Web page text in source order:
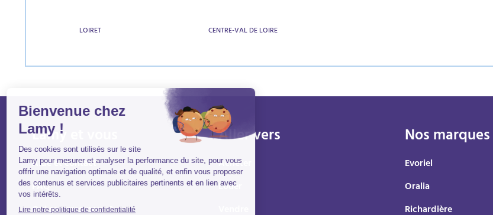
LOIRET CENTRE-VAL DE LOIRE
Lamy et vous
Aide et contact
FAQ
Qui sommes-nous ?
Aller vers
Acheter
Louer
Nos marques
Evoriel
Oralia
Richardière